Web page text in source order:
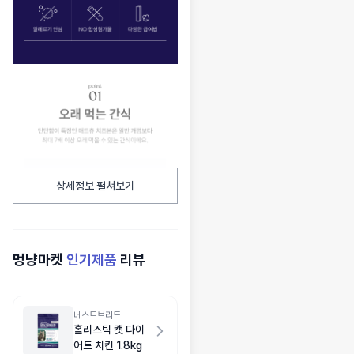
상세정보 펼쳐보기
멍냥마켓 인기제품 리뷰
베스트브리드
홀리스틱 캣 다이
어트 치킨 1.8kg